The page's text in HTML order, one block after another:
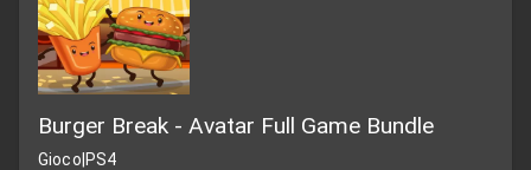
Burger Break - Avatar Full Game Bundle
Gioco PS4